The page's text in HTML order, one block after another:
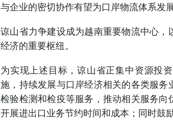
与企业的密切协作有望为口岸物流体系发
谅山省力争建设成为越南重要物流中心
经济的重要枢纽。
为实现上述目标，谅山省正集中资源投
施，持续发展与口岸经济相关的各类服务
检验检测和检疫等服务，推动相关服务
开展进出口业务节约时间和成本；同时鼓